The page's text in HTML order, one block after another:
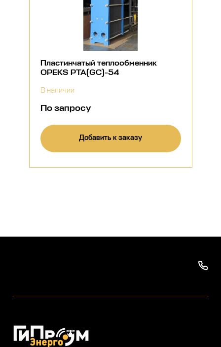
Пластинчатый теплообменник
OPEKS PTA(GC)-54
В наличии
По запросу
Добавить к заказу